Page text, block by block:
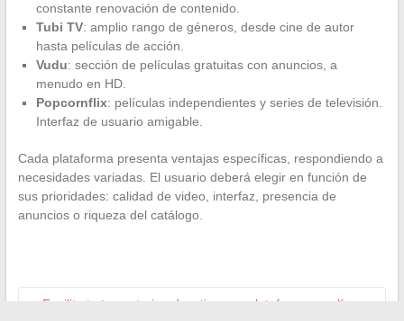
constante renovación de contenido.
Tubi TV: amplio rango de géneros, desde cine de autor
hasta películas de acción.
Vudu: sección de películas gratuitas con anuncios, a
menudo en HD.
Popcornflix: películas independientes y series de televisión.
Interfaz de usuario amigable.
Cada plataforma presenta ventajas específicas, respondiendo a
necesidades variadas. El usuario deberá elegir en función de
sus prioridades: calidad de video, interfaz, presencia de
anuncios o riqueza del catálogo.
Facilita tu trayectoria educativa con plataformas en línea: